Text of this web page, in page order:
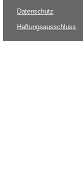
Datenschutz
Haftungsausschluss